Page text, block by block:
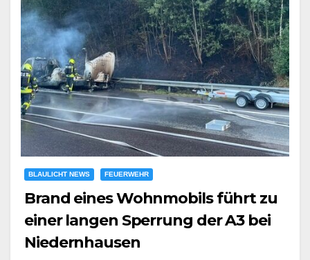
BLAULICHT NEWS FEUERWEHR
Brand eines Wohnmobils führt zu
einer langen Sperrung der A3 bei
Niedernhausen